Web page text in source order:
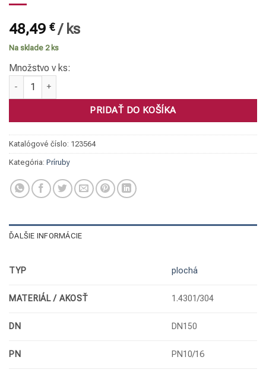
48,49 €/ ks
Na sklade 2 ks
Množstvo v ks:
množstvo Príruba plochá, 1.4301 DN150/159 PN10/16 eko
PRIDAŤ DO KOŠÍKA
Katalógové číslo: 123564
Kategória: Príruby
ĎALŠIE INFORMÁCIE
TYP plochá
MATERIÁL / AKOSŤ 1.4301/304
DN DN150
PN PN10/16